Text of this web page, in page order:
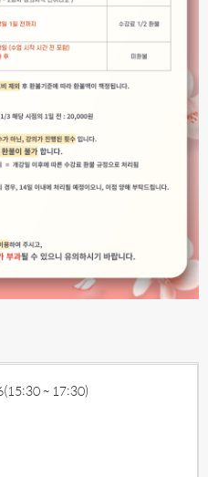
(15:30 ~ 17:30)